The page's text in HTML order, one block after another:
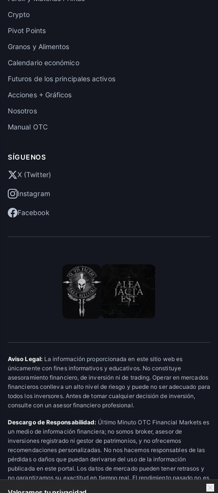
Crypto
Pivot Points
Granos y Alimentos
Calendario económico
Futuros de los principales activos
Acciones + Gráficos
Nosotros
Manual OTC
SÍGUENOS
X (Twitter)
Instagram
Facebook
Aviso Legal: La información proporcionada en este sitio web es
únicamente con fines informativos y educativos. No constituye
asesoramiento financiero, de inversión ni de trading. Operar en mercados
financieros conlleva un alto nivel de riesgo y puede no ser adecuado para
todos los inversores. Antes de tomar cualquier decisión de inversión,
consulte con un asesor financiero profesional.
Descargo de Responsabilidad: Último Minuto OTC Financial Markets es
un medio de información financiera; no somos broker, asesor de
inversiones registrado ni gestor de patrimonios, y no ofrecemos
recomendaciones personalizadas. No nos hacemos responsables de las
pérdidas o daños que puedan derivarse del uso de la información
publicada en este portal. Los datos de mercado pueden tener retrasos y
no garantizamos su exactitud en tiempo real. El rendimiento pasado no es